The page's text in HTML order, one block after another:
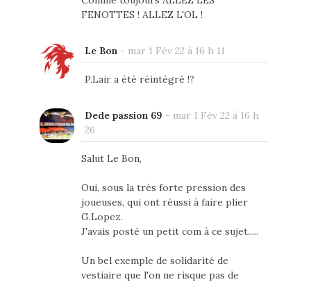
FENOTTES ! ALLEZ L'OL !
Le Bon - mar 1 Fév 22 à 16 h 11
P.Lair a été réintégré !?
Dede passion 69 - mar 1 Fév 22 à 16 h
26
Salut Le Bon,
Oui, sous la très forte pression des
joueuses, qui ont réussi à faire plier
G.Lopez.
J'avais posté un petit com à ce sujet.....
Un bel exemple de solidarité de
vestiaire que l'on ne risque pas de